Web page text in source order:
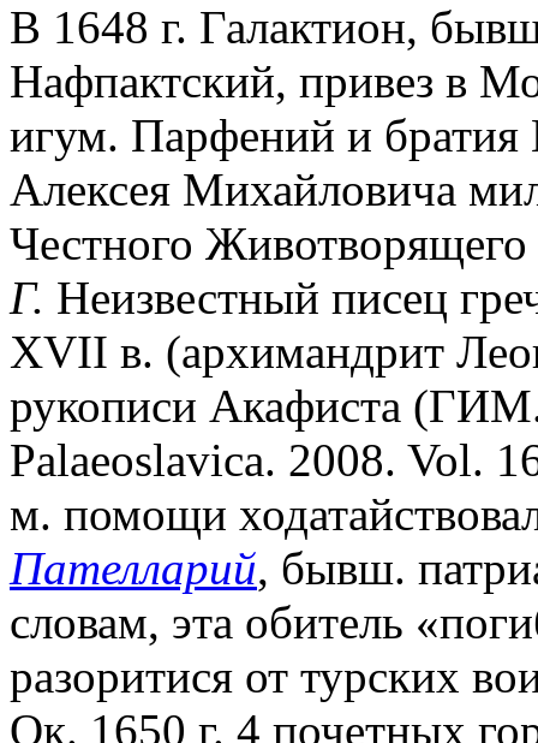
В 1648 г. Галактион,
Нафпактский, привез в
игум. Парфений и
Алексея Михайловича
Честного
Г. Неизвестный писец
XVII в. (архимандрит
рукописи Акафиста
Palaeoslavica. 2008. Vol.
м. помощи
Пателларий, бывш.
словам, эта обитель
разоритися от турских
Ок. 1650 г. 4 почетных